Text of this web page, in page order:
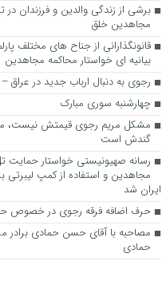
برشی از زندگی والدین و فرزندان در
مجاهدین خلق
قانونگذارانی از جناح های مختلف
بیانیه ای خواستار محاکمه مجاهدین
رجوی به دنبال ارباب جدید در
چهارشنبه سوری مبارک
مشکل مریم رجوی قیمتش نیست،
گندش است
رسانه صهیونیستی خواستار حمایت
مجاهدین و استفاده از کمپ لیبرتی
ایران شد
حرف اضافه فرقه رجوی در خصوص
مصاحبه با آقای حسن حمادی برادر
حمادی